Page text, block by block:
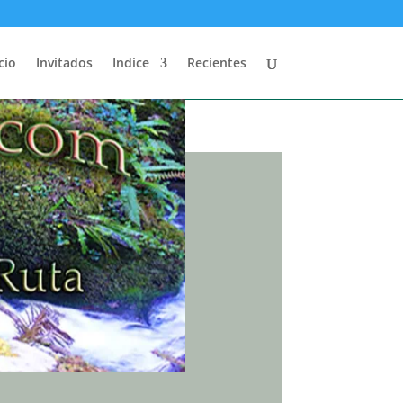
Invitados Indice Recientes